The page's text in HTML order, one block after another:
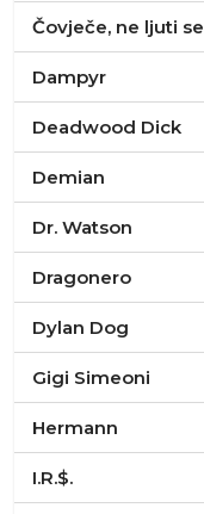
Čovječe, ne ljuti se
Dampyr
Deadwood Dick
Demian
Dr. Watson
Dragonero
Dylan Dog
Gigi Simeoni
Hermann
I.R.$.